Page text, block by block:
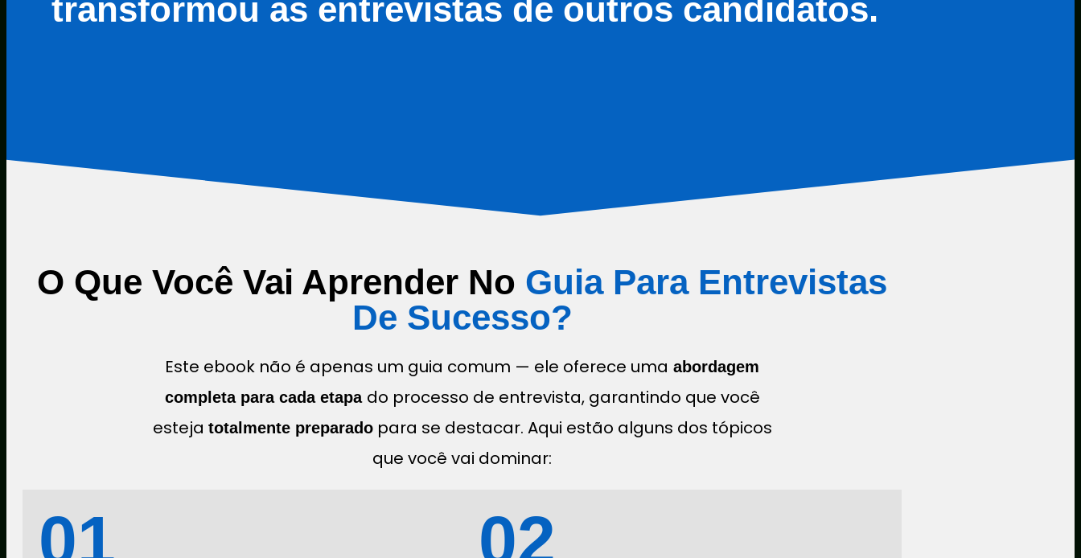
transformou as entrevistas de outros candidatos.
O Que Você Vai Aprender No Guia Para Entrevistas
De Sucesso?
Este ebook não é apenas um guia comum — ele oferece uma abordagem
completa para cada etapa do processo de entrevista, garantindo que você
esteja totalmente preparadopara se destacar. Aqui estão alguns dos tópicos
que você vai dominar:
01 02